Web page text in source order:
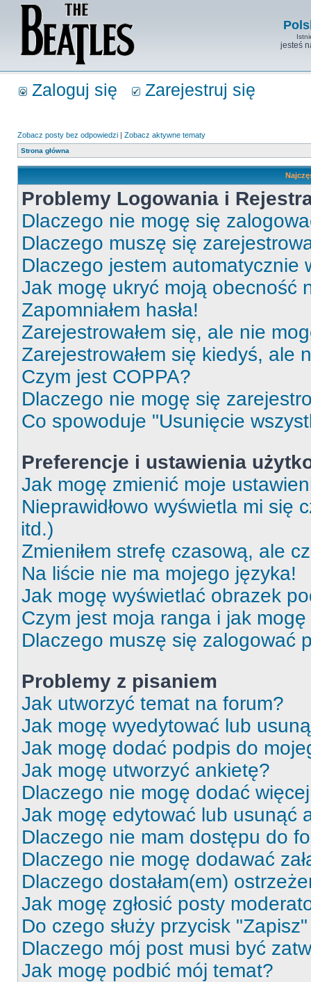
jesteś
Zaloguj się Zarejestruj się
Zobacz posty bez odpowiedzi | Zobacz aktywne tematy
Strona główna
Problemy Logowania i
Dlaczego nie mogę się
Dlaczego muszę się
Dlaczego jestem automatycznie
Jak mogę ukryć moją obecność
Zapomniałem hasła!
Zarejestrowałem się, ale nie
Zarejestrowałem się kiedyś, ale
Czym jest COPPA?
Dlaczego nie mogę się
Co spowoduje "Usunięcie
Preferencje i ustawienia
Jak mogę zmienić moje
Nieprawidłowo wyświetla mi się
itd.)
Zmieniłem strefę czasową, ale
Na liście nie ma mojego języka!
Jak mogę wyświetlać obrazek
Czym jest moja ranga i jak
Dlaczego muszę się zalogować
Problemy z pisaniem
Jak utworzyć temat na forum?
Jak mogę wyedytować lub
Jak mogę dodać podpis do
Jak mogę utworzyć ankietę?
Dlaczego nie mogę dodać
Jak mogę edytować lub usunąć
Dlaczego nie mam dostępu do
Dlaczego nie mogę dodawać
Dlaczego dostałam(em)
Jak mogę zgłosić posty
Do czego służy przycisk
Dlaczego mój post musi być
Jak mogę podbić mój temat?